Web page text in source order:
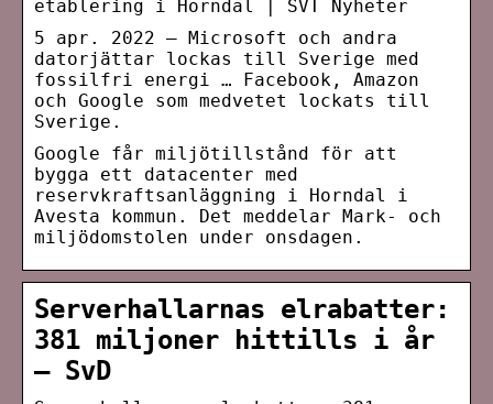
etablering i Horndal | SVT Nyheter
5 apr. 2022 — Microsoft och andra
datorjättar lockas till Sverige med
fossilfri energi … Facebook, Amazon
och Google som medvetet lockats till
Sverige.
Google får miljötillstånd för att
bygga ett datacenter med
reservkraftsanläggning i Horndal i
Avesta kommun. Det meddelar Mark- och
miljödomstolen under onsdagen.
Serverhallarnas elrabatter:
381 miljoner hittills i år
– SvD